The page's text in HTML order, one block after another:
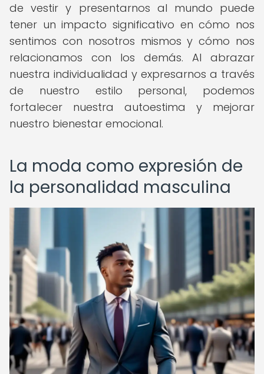
de vestir y presentarnos al mundo puede
tener un impacto significativo en cómo nos
sentimos con nosotros mismos y cómo nos
relacionamos con los demás. Al abrazar
nuestra individualidad y expresarnos a través
de nuestro estilo personal, podemos
fortalecer nuestra autoestima y mejorar
nuestro bienestar emocional.
La moda como expresión de
la personalidad masculina